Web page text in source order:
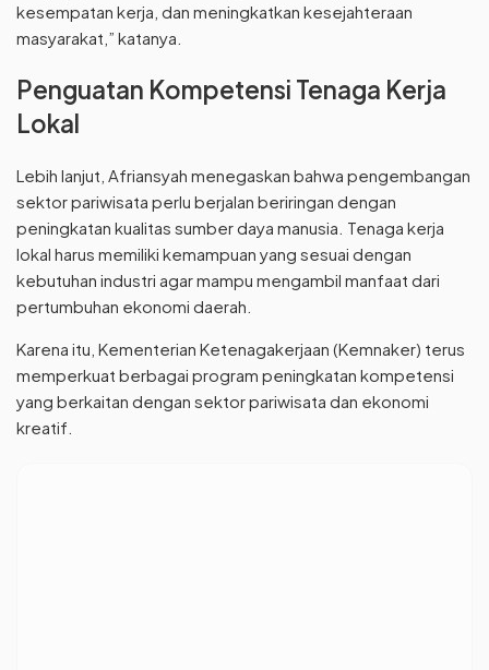
kesempatan kerja, dan meningkatkan kesejahteraan
masyarakat,” katanya.
Penguatan Kompetensi Tenaga Kerja
Lokal
Lebih lanjut, Afriansyah menegaskan bahwa pengembangan
sektor pariwisata perlu berjalan beriringan dengan
peningkatan kualitas sumber daya manusia. Tenaga kerja
lokal harus memiliki kemampuan yang sesuai dengan
kebutuhan industri agar mampu mengambil manfaat dari
pertumbuhan ekonomi daerah.
Karena itu, Kementerian Ketenagakerjaan (Kemnaker) terus
memperkuat berbagai program peningkatan kompetensi
yang berkaitan dengan sektor pariwisata dan ekonomi
kreatif.